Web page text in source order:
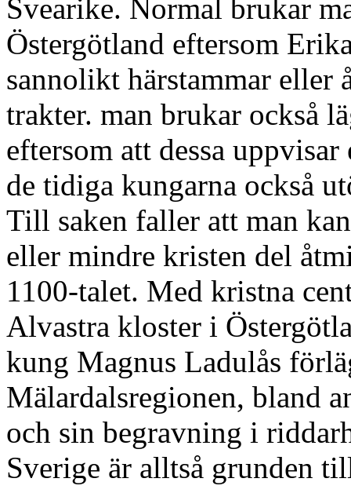
Svearike. Normal brukar
Östergötland eftersom
sannolikt härstammar eller
trakter. man brukar också
eftersom att dessa
de tidiga kungarna också
Till saken faller att man
eller mindre kristen del
1100-talet. Med kristna
Alvastra kloster i
kung Magnus Ladulås
Mälardalsregionen, bland
och sin begravning i
Sverige är alltså grunden